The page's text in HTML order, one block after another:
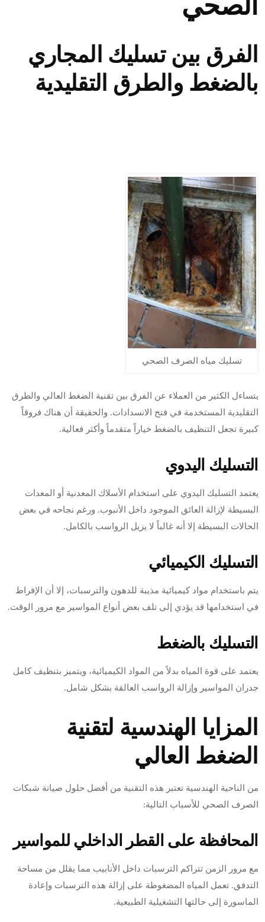
الفرق بين تسليك المجاري
بالضغط والطرق التقليدية
تسليك مياه الصرف الصحي
يتساءل الكثير من العملاء عن الفرق بين تقنية الضغط العالي والطرق
التقليدية المستخدمة في فتح الانسدادات. والحقيقة أن هناك فروقاً
كبيرة تجعل التنظيف بالضغط خياراً متقدماً وأكثر فعالية.
التسليك اليدوي
يعتمد التسليك اليدوي على استخدام الأسلاك المعدنية أو المعدات
البسيطة لإزالة العائق الموجود داخل الأنبوب. ورغم نجاحه في بعض
الحالات البسيطة إلا أنه غالباً لا يزيل الرواسب بالكامل.
التسليك الكيميائي
يتم باستخدام مواد كيميائية مذيبة للدهون والترسبات، إلا أن الإفراط
في استخدامها قد يؤدي إلى تلف بعض أنواع المواسير مع مرور الوقت.
التسليك بالضغط
يعتمد على قوة المياه بدلاً من المواد الكيميائية، ويتميز بتنظيف كامل
جدران المواسير وإزالة الرواسب العالقة بشكل شامل.
المزايا الهندسية لتقنية
الضغط العالي
من الناحية الهندسية تعتبر هذه التقنية من أفضل حلول صيانة شبكات
الصرف الصحي للأسباب التالية:
المحافظة على القطر الداخلي للمواسير
مع مرور الزمن تتراكم الترسبات داخل الأنابيب مما يقلل من مساحة
التدفق. تعمل المياه المضغوطة على إزالة هذه الترسبات وإعادة
الماسورة إلى حالتها التشغيلية الطبيعية.